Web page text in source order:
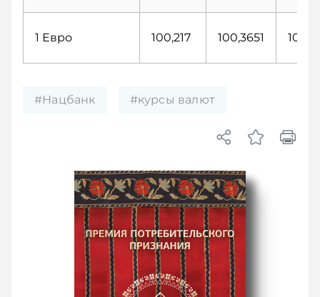
1 Евро 100,217 100,3651
#Нацбанк #курсы валют